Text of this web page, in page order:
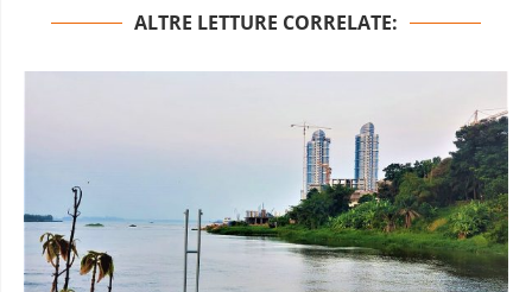
ALTRE LETTURE CORRELATE: